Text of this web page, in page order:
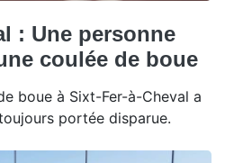
: Une personne
coulée de boue
boue à Sixt-Fer-à-Cheval a
portée disparue.